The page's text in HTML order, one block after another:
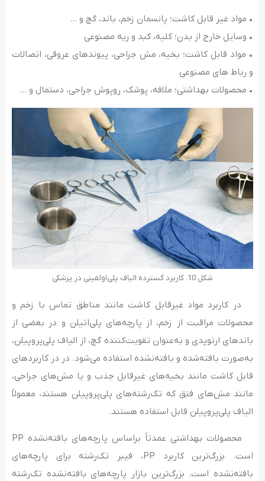
• مواد غیر قابل کاشت؛ پانسمان زخم، باند، گچ و …
• وسایل خارج از بدن؛ کلیه، کبد و ریه مصنوعی
• مواد قابل کاشت؛ بخیه، مش جراحی، پیوندهای عروقی، اتصالات
و رباط های مصنوعی
• محصولات بهداشتی؛ ملافه، پوشک، روپوش جراحی، دستمال و …
شکل 10. کاربرد گسترده الیاف پلی‌اولفینی در پزشکی
در کاربرد مواد غیرقابل کاشت مانند مناطق تماس با زخم و
محصولات مراقبت از زخم، از پارچه‌های پلی‌اتیلن و در بعضی از
باندهای ارتوپدی و به‌عنوان تقویت‌کننده گچ، از الیاف پلی‌پروپیلن،
به‌صورت بافته‌شده و بافته‌نشده استفاده می‌شود. در در کاربردهای
قابل کاشت مانند بخیه‌های غیرقابل جذب و یا مش‌های جراحی،
مانند مش‌های فتق که تک‌رشته‌های پلی‌پروپیلن هستند، معمولاً
الیاف پلی‌پروپیلن قابل استفاده هستند.
محصولات بهداشتی عمدتاً براساس پارچه‌های بافته‌نشده PP
است. بزرگ‌ترین کاربرد PP، فیبر تک‌رشته برای پارچه‌های
بافته‌نشده است. بزرگ‌ترین بازار پارچه‌های بافته‌نشده تک‌رشته